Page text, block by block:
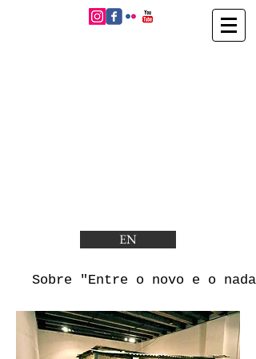
EN
Sobre "Entre o novo e o nada"